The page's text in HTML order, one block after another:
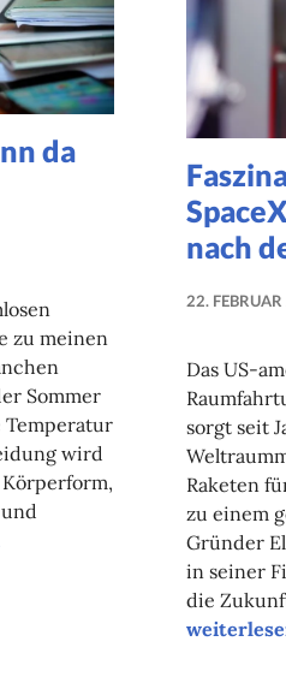
da
zu meinen
Sommer
Temperatur
wird
denn da gemacht?“
nach
22.
Das US-
sorgt seit
Raketen
zu einem
Gründer
in seiner
die